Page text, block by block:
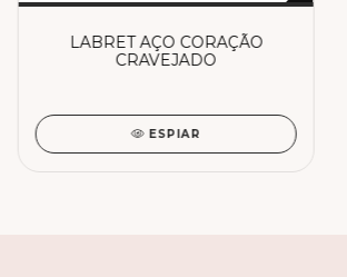
LABRET AÇO CORAÇÃO
CRAVEJADO
ESPIAR